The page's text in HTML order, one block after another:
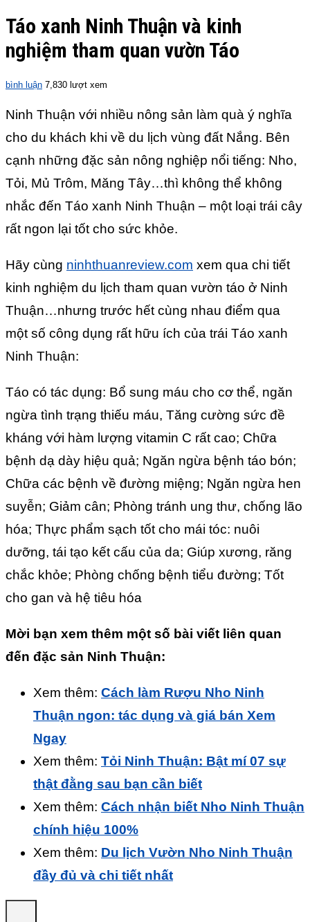
Táo xanh Ninh Thuận và kinh
nghiệm tham quan vườn Táo
bình luận 7,830 lượt xem
Ninh Thuận với nhiều nông sản làm quà ý nghĩa
cho du khách khi về du lịch vùng đất Nắng. Bên
cạnh những đặc sản nông nghiệp nổi tiếng: Nho,
Tỏi, Mủ Trôm, Măng Tây…thì không thể không
nhắc đến Táo xanh Ninh Thuận – một loại trái cây
rất ngon lại tốt cho sức khỏe.
Hãy cùng ninhthuanreview.com xem qua chi tiết
kinh nghiệm du lịch tham quan vườn táo ở Ninh
Thuận…nhưng trước hết cùng nhau điểm qua
một số công dụng rất hữu ích của trái Táo xanh
Ninh Thuận:
Táo có tác dụng: Bổ sung máu cho cơ thể, ngăn
ngừa tình trạng thiếu máu, Tăng cường sức đề
kháng với hàm lượng vitamin C rất cao; Chữa
bệnh dạ dày hiệu quả; Ngăn ngừa bệnh táo bón;
Chữa các bệnh về đường miệng; Ngăn ngừa hen
suyễn; Giảm cân; Phòng tránh ung thư, chống lão
hóa; Thực phẩm sạch tốt cho mái tóc: nuôi
dưỡng, tái tạo kết cấu của da; Giúp xương, răng
chắc khỏe; Phòng chống bệnh tiểu đường; Tốt
cho gan và hệ tiêu hóa
Mời bạn xem thêm một số bài viết liên quan
đến đặc sản Ninh Thuận:
Xem thêm: Cách làm Rượu Nho Ninh
Thuận ngon: tác dụng và giá bán Xem
Ngay
Xem thêm: Tỏi Ninh Thuận: Bật mí 07 sự
thật đằng sau bạn cần biết
Xem thêm: Cách nhận biết Nho Ninh Thuận
chính hiệu 100%
Xem thêm: Du lịch Vườn Nho Ninh Thuận
đầy đủ và chi tiết nhất